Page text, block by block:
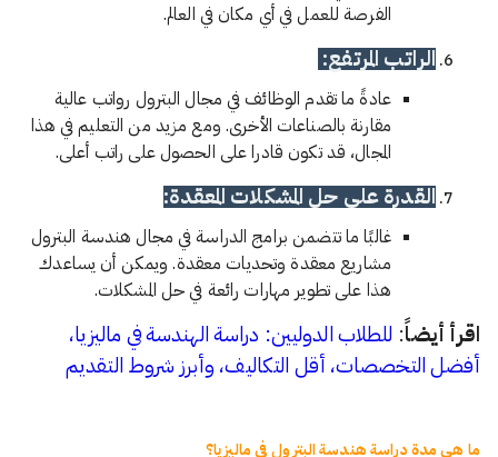
الفرصة للعمل في أي مكان في العالم.
الراتب المرتفع:
عادةً ما تقدم الوظائف في مجال البترول رواتب عالية
مقارنة بالصناعات الأخرى. ومع مزيد من التعليم في هذا
المجال، قد تكون قادرا على الحصول على راتب أعلى.
القدرة على حل المشكلات المعقدة:
غالبًا ما تتضمن برامج الدراسة في مجال هندسة البترول
مشاريع معقدة وتحديات معقدة. ويمكن أن يساعدك
هذا على تطوير مهارات رائعة في حل المشكلات.
اقرأ أيضاً: للطلاب الدوليين: دراسة الهندسة في ماليزيا،
أفضل التخصصات، أقل التكاليف، وأبرز شروط التقديم
ما هي مدة دراسة هندسة البترول في ماليزيا؟